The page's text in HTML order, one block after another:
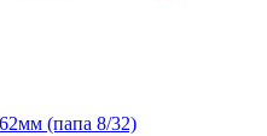
(папа 8/32)